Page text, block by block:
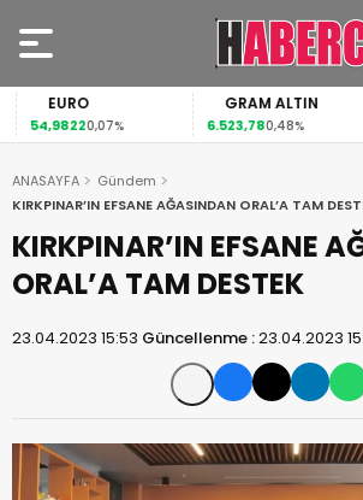
EURO
54,98220,07%
GRAM ALTIN
6.523,780,48%
ANASAYFA
Gündem
KIRKPINAR’IN EFSANE AĞASINDAN ORAL’A TAM
KIRKPINAR’IN EFSANE
ORAL’A TAM DESTEK
23.04.2023 15:53 Güncellenme :23.04.2023